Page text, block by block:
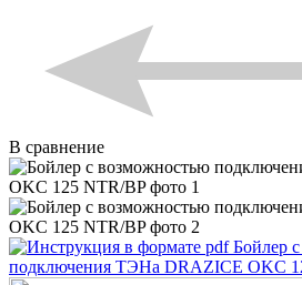
В сравнение